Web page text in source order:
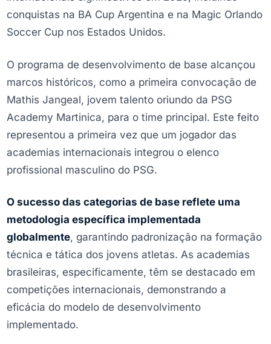
conquistas na BA Cup Argentina e na Magic Orlando
Soccer Cup nos Estados Unidos.
O programa de desenvolvimento de base alcançou
marcos históricos, como a primeira convocação de
Mathis Jangeal, jovem talento oriundo da PSG
Academy Martinica, para o time principal. Este feito
representou a primeira vez que um jogador das
academias internacionais integrou o elenco
profissional masculino do PSG.
O sucesso das categorias de base reflete uma
metodologia específica implementada
globalmente, garantindo padronização na formação
técnica e tática dos jovens atletas. As academias
brasileiras, especificamente, têm se destacado em
competições internacionais, demonstrando a
eficácia do modelo de desenvolvimento
implementado.